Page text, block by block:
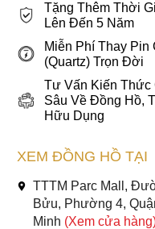
Tặng Thêm Thời
Lên Đến 5 Năm
Miễn Phí Thay Pin
(Quartz) Trọn Đời
Tư Vấn Kiến Thức
Sâu Về Đồng Hồ,
Hữu Dụng
XEM ĐỒNG HỒ TẠI
TTTM Parc Mall,
Bửu, Phường 4,
Minh (Xem cửa